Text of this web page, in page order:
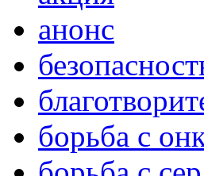
анонс
борьба с